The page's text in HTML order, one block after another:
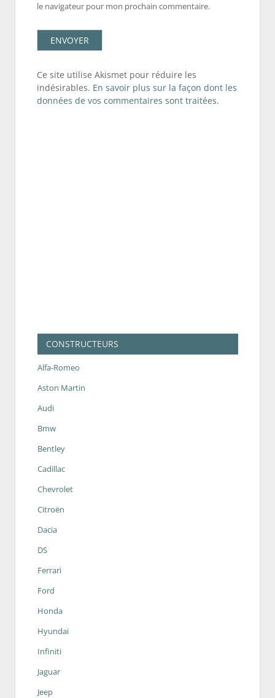
le navigateur pour mon prochain commentaire.
Ce site utilise Akismet pour réduire les
indésirables. En savoir plus sur la façon dont les
données de vos commentaires sont traitées.
CONSTRUCTEURS
Alfa-Romeo
Aston Martin
Audi
Bmw
Bentley
Cadillac
Chevrolet
Citroën
Dacia
DS
Ferrari
Ford
Honda
Hyundai
Infiniti
Jaguar
Jeep